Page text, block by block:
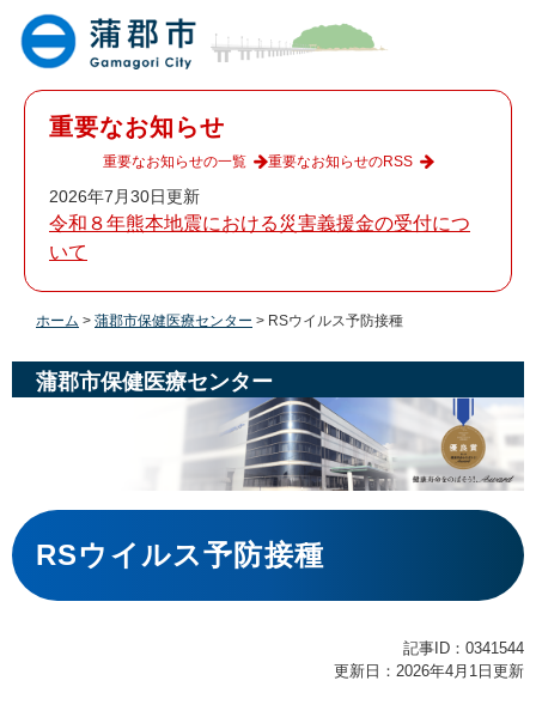
重要なお知らせ
2026年7月30日更新
令和８年熊本地震における災害義援金の受付につ
いて
重要なお知らせの一覧 重要なお知らせのRSS
ホーム > 蒲郡市保健医療センター > RSウイルス予防接種
蒲郡市保健医療センター
本
文
RSウイルス予防接種
記事ID：0341544
更新日：2026年4月1日更新